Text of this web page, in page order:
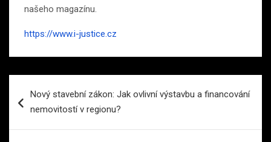
našeho magazínu.
https://www.i-justice.cz
proNový stavební zákon: Jak ovlivní výstavbu a financování
nemovitostí v regionu?